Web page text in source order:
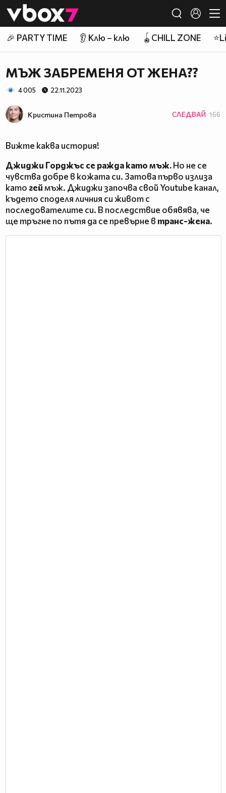
👾
🎉 PARTY TIME 👂 Клю – клю 🪀CHILL ZONE
МЪЖ ЗАБРЕМЕНЯ ОТ ЖЕНА??
4 005 22.11.2023
Кристина Петрова СЛЕДВАЙ 166
Вижте каква история!
Джиджи Горджъс се ражда като мъж.Но не се
чувства добре в кожата си. Затова първо излиза
като геймъж. Джиджи започва свой Youtube канал,
където споделя личния си живот с
последователите си. В последствие обявява, че
ще тръгне по пътя да се превърне в транс-жена.